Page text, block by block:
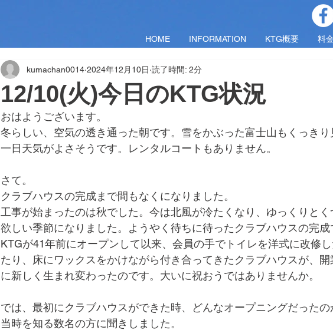
HOME INFORMATION KTG概要 料金
12/10(火)今日のKTG状況
kumachan0014 2024年12月10日 読了時間: 2分
おはようございます。
冬らしい、空気の透き通った朝です。雪をかぶった富士山もくっき
一日天気がよさそうです。レンタルコートもありません。
さて。
クラブハウスの完成まで間もなくになりました。
工事が始まったのは秋でした。今は北風が冷たくなり、ゆっくりと
欲しい季節になりました。ようやく待ちに待ったクラブハウスの完成
KTGが41年前にオープンして以来、会員の手でトイレを洋式に改修
たり、床にワックスをかけながら付き合ってきたクラブハウスが、
に新しく生まれ変わったのです。大いに祝おうではありませんか。
では、最初にクラブハウスができた時、どんなオープニングだったの
当時を知る数名の方に聞きしました。